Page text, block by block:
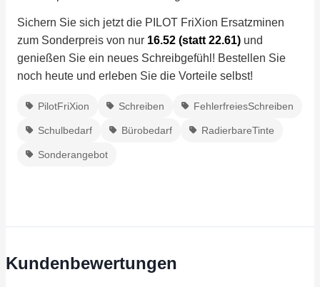
Sichern Sie sich jetzt die PILOT FriXion Ersatzminen
zum Sonderpreis von nur 16.52 (statt 22.61) und
genießen Sie ein neues Schreibgefühl! Bestellen Sie
noch heute und erleben Sie die Vorteile selbst!
PilotFriXion Schreiben FehlerfreiesSchreiben
Schulbedarf Bürobedarf RadierbareTinte
Sonderangebot
Kundenbewertungen